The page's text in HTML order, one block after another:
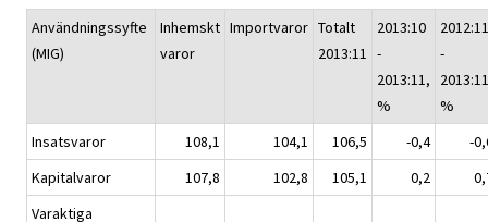
Användningssyfte
(MIG)
Inhemskt
varor
Importvaror Totalt
2013:11
2013:10
-
2013:11,
%
2012:11
-
%
Insatsvaror
108,1 104,1 106,5 -0,4
-
Kapitalvaror
107,8 102,8 105,1 0,2
Varaktiga